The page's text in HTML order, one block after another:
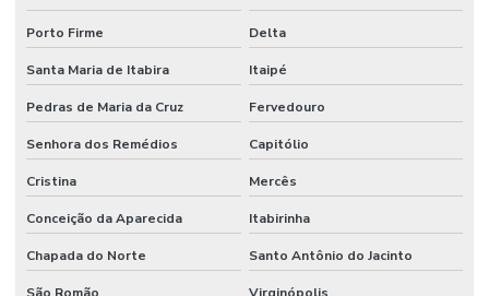
Porto Firme Delta
Santa Maria de Itabira Itaipé
Pedras de Maria da Cruz Fervedouro
Senhora dos Remédios Capitólio
Cristina Mercês
Conceição da Aparecida Itabirinha
Chapada do Norte Santo Antônio do Jacinto
São Romão Virginópolis